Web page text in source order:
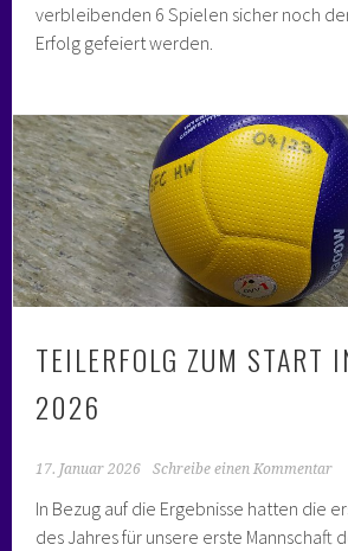
verbleibenden 6 Spielen sicher noch
Erfolg gefeiert werden.
TEILERFOLG ZUM START
2026
17. Januar 2026 Schreibe einen Kommentar
In Bezug auf die Ergebnisse hatten die
des Jahres für unsere erste Mannschaft